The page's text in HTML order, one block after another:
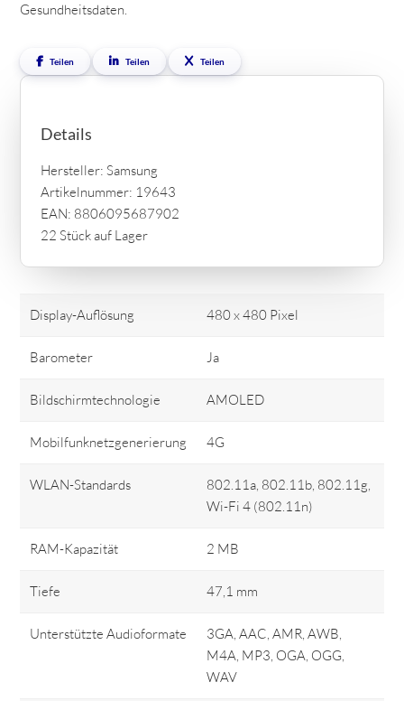
Gesundheitsdaten.
Teilen Teilen Teilen
Details
Hersteller: Samsung
Artikelnummer: 19643
EAN: 8806095687902
22 Stück auf Lager
Display-Auflösung 480 x 480 Pixel
Barometer Ja
Bildschirmtechnologie AMOLED
Mobilfunknetzgenerierung 4G
WLAN-Standards
802.11a, 802.11b, 802.11g,
Wi-Fi 4 (802.11n)
RAM-Kapazität 2 MB
Tiefe 47,1 mm
Unterstützte Audioformate
3GA, AAC, AMR, AWB,
M4A, MP3, OGA, OGG,
WAV